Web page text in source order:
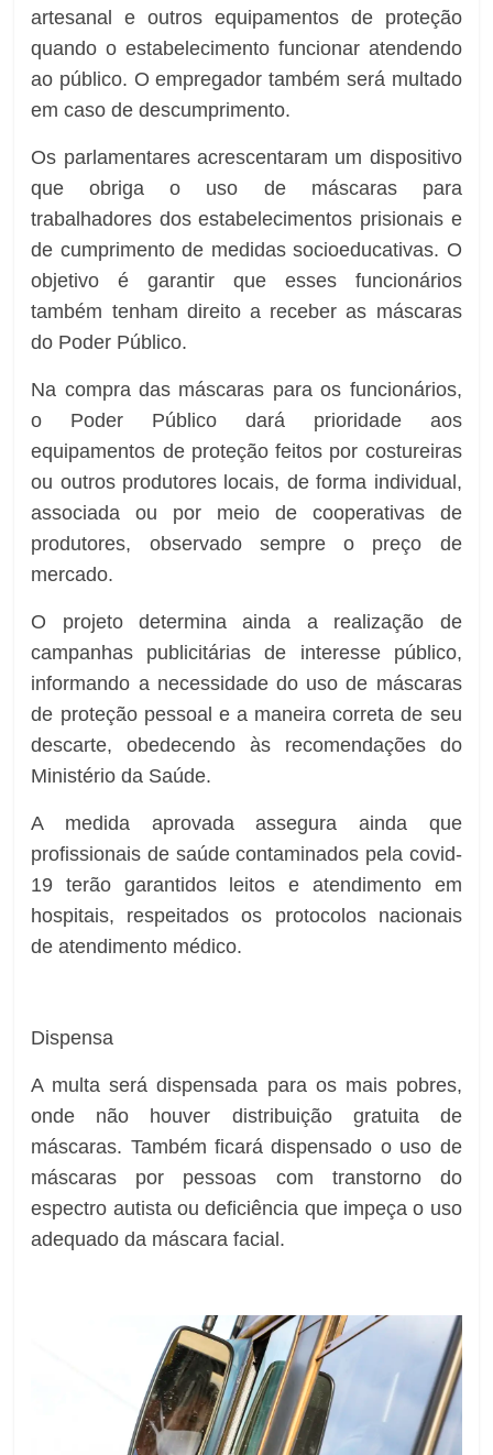
artesanal e outros equipamentos de proteção
quando o estabelecimento funcionar atendendo
ao público. O empregador também será multado
em caso de descumprimento.
Os parlamentares acrescentaram um dispositivo
que obriga o uso de máscaras para
trabalhadores dos estabelecimentos prisionais e
de cumprimento de medidas socioeducativas. O
objetivo é garantir que esses funcionários
também tenham direito a receber as máscaras
do Poder Público.
Na compra das máscaras para os funcionários,
o Poder Público dará prioridade aos
equipamentos de proteção feitos por costureiras
ou outros produtores locais, de forma individual,
associada ou por meio de cooperativas de
produtores, observado sempre o preço de
mercado.
O projeto determina ainda a realização de
campanhas publicitárias de interesse público,
informando a necessidade do uso de máscaras
de proteção pessoal e a maneira correta de seu
descarte, obedecendo às recomendações do
Ministério da Saúde.
A medida aprovada assegura ainda que
profissionais de saúde contaminados pela covid-
19 terão garantidos leitos e atendimento em
hospitais, respeitados os protocolos nacionais
de atendimento médico.
Dispensa
A multa será dispensada para os mais pobres,
onde não houver distribuição gratuita de
máscaras. Também ficará dispensado o uso de
máscaras por pessoas com transtorno do
espectro autista ou deficiência que impeça o uso
adequado da máscara facial.